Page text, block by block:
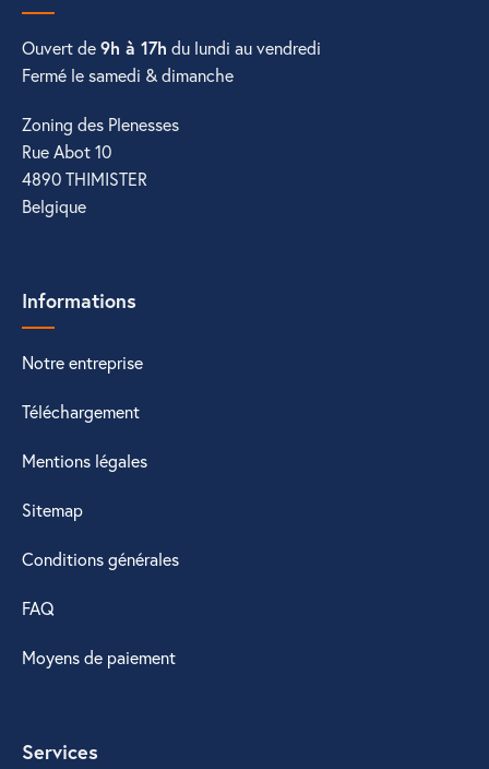
Ouvert de9h à 17h du lundi au vendredi
Fermé le samedi & dimanche
Zoning des Plenesses
Rue Abot 10
4890 THIMISTER
Belgique
Informations
Notre entreprise
Téléchargement
Mentions légales
Sitemap
Conditions générales
FAQ
Moyens de paiement
Services